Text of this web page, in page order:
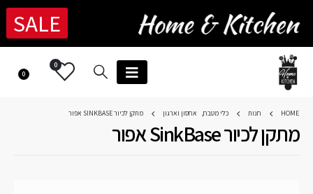
SALE
0
0
HOME חנות כלי מטבח, אחסון וארגון מתקן לכיור SINKBASE אפור
מתקן לכיור SinkBase אפור